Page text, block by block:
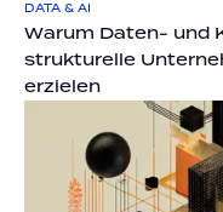
DATA & AI
Warum Daten- und
strukturelle
erzielen